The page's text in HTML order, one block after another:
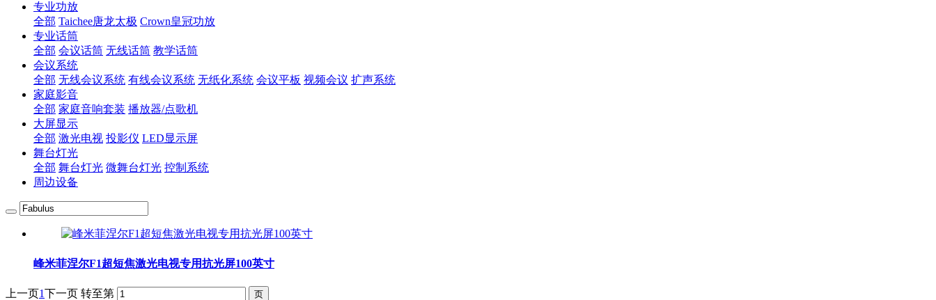
专业功放
全部 Taichee唐龙太极 Crown皇冠功放
专业话筒
全部 会议话筒 无线话筒 教学话筒
会议系统
全部 无线会议系统 有线会议系统 无纸化系统 会议平板 视频会议 扩声系统
家庭影音
全部 家庭音响套装 播放器/点歌机
大屏显示
全部 激光电视 投影仪 LED显示屏
舞台灯光
全部 舞台灯光 微舞台灯光 控制系统
周边设备
峰米菲涅尔F1超短焦激光电视专用抗光屏100英寸
上一页1下一页 转至第